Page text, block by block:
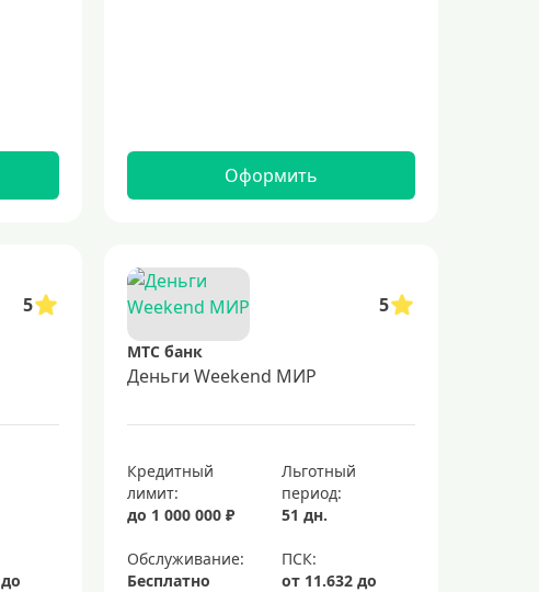
Оформить
5 5
МТС банк
Деньги Weekend МИР
Кредитный
лимит:
до 1 000 000 ₽
Льготный
период:
51 дн.
Обслуживание:
Бесплатно